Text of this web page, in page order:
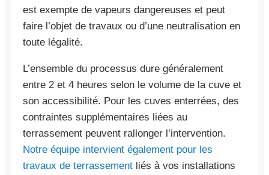
est exempte de vapeurs dangereuses et peut
faire l’objet de travaux ou d’une neutralisation en
toute légalité.
L’ensemble du processus dure généralement
entre 2 et 4 heures selon le volume de la cuve et
son accessibilité. Pour les cuves enterrées, des
contraintes supplémentaires liées au
terrassement peuvent rallonger l’intervention.
Notre équipe intervient également pour les
travaux de terrassement liés à vos installations